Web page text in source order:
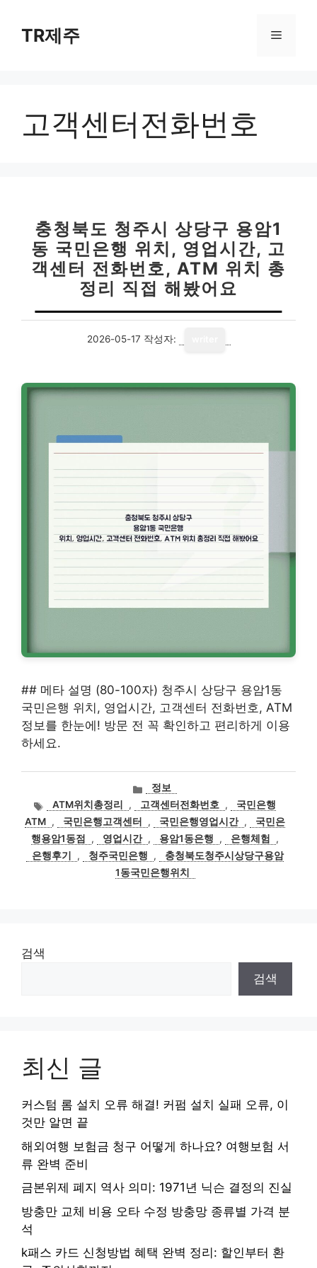
TR제주 메
고객센터전화번호
충청북도 청주시 상당구 용암1
동 국민은행 위치, 영업시간, 고
객센터 전화번호, ATM 위치 총
정리 직접 해봤어요
2026-05-17 작성자:
## 메타 설명 (80-100자) 청주시 상당구 용암1동
국민은행 위치, 영업시간, 고객센터 전화번호, ATM
정보를 한눈에! 방문 전 꼭 확인하고 편리하게 이용
하세요.
카
테
고
리
정보
태ATM위치총정리 , 고객센터전화번호 ,
국민은행
ATM , 국민은행고객센터 , 국민은행영업시간 ,
국민은
행용암1동점
, 영업시간 , 용암1동은행 , 은행체험
,
은행후기
, 청주국민은행 ,
충청북도청주시상당구용암
1동국민은행위치
검색
검색
최신 글
커스텀 롬 설치 오류 해결! 커펌 설치 실패 오류, 이
것만 알면 끝
해외여행 보험금 청구 어떻게 하나요? 여행보험 서
류 완벽 준비
금본위제 폐지 역사 의미: 1971년 닉슨 결정의 진실
방충만 교체 비용 오타 수정 방충망 종류별 가격 분
석
k패스 카드 신청방법 혜택 완벽 정리: 할인부터 환